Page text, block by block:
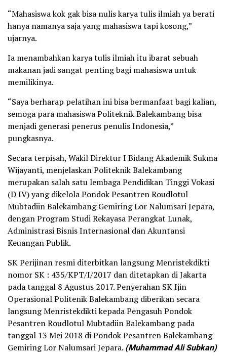
“Mahasiswa kok gak bisa nulis karya tulis ilmiah ya berati
hanya namanya saja yang mahasiswa tapi kosong,”
ujarnya.
Ia menambahkan karya tulis ilmiah itu ibarat sebuah
makanan jadi sangat penting bagi mahasiswa untuk
memilikinya.
“Saya berharap pelatihan ini bisa bermanfaat bagi kalian,
semoga para mahasiswa Politeknik Balekambang bisa
menjadi generasi penerus penulis Indonesia,”
pungkasnya.
Secara terpisah, Wakil Direktur I Bidang Akademik Sukma
Wijayanti, menjelaskan Politeknik Balekambang
merupakan salah satu lembaga Pendidikan Tinggi Vokasi
(D IV) yang dikelola Pondok Pesantren Roudlotul
Mubtadiin Balekambang Gemiring Lor Nalumsari Jepara,
dengan Program Studi Rekayasa Perangkat Lunak,
Administrasi Bisnis Internasional dan Akuntansi
Keuangan Publik.
SK Perijinan resmi diterbitkan langsung Menristekdikti
nomor SK : 435/KPT/I/2017 dan ditetapkan di Jakarta
pada tanggal 8 Agustus 2017. Penyerahan SK Ijin
Operasional Politenik Balekambang diberikan secara
langsung Menristekdikti kepada Pengasuh Pondok
Pesantren Roudlotul Mubtadiin Balekambang pada
tanggal 13 Mei 2018 di Pondok Pesantren Balekambang
Gemiring Lor Nalumsari Jepara. (Muhammad Ali Subkan)